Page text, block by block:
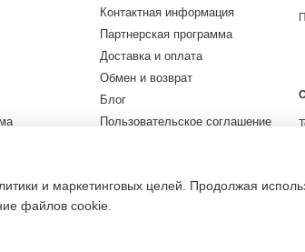
Контактная информация
Партнерская программа
Доставка и оплата
Обмен и возврат
Блог
Пользовательское соглашение
и маркетинговых целей. Продолжая
файлов cookie.